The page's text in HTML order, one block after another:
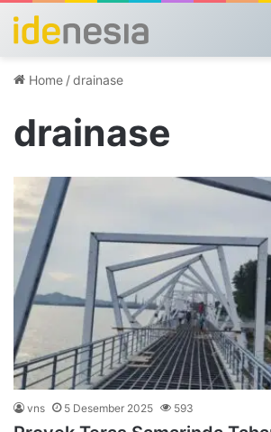
Home /drainase
drainase
vns 5 Desember 2025 593